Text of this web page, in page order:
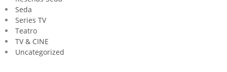
Seda
Series TV
Teatro
TV & CINE
Uncategorized